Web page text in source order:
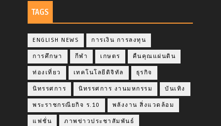
TAGS
ENGLISH NEWS การเงิน การลงทุน
การศึกษา กีฬา เกษตร คืนคุณแผ่นดิน
ท่องเที่ยว เทคโนโลยีดิจิทัล ธุรกิจ
นิทรรศการ นิทรรศการ งานมหกรรม บันเทิง
พระราชกรณียกิจ ร.10 พลังงาน สิ่งแวดล้อม
แฟชั่น ภาพข่าวประชาสัมพันธ์